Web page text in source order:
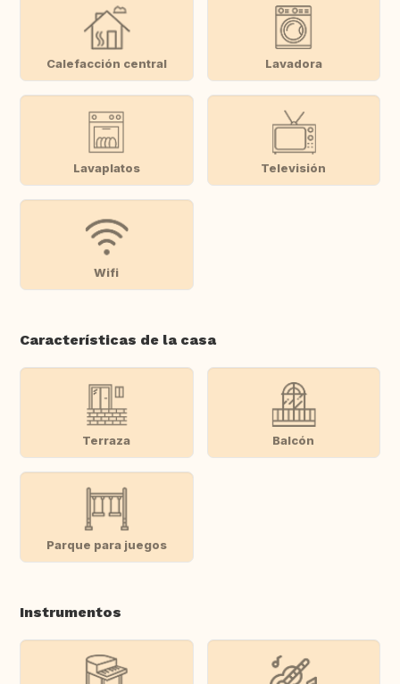
Calefacción central Lavadora
Lavaplatos Televisión
Wifi
Características de la casa
Terraza Balcón
Parque para juegos
Instrumentos